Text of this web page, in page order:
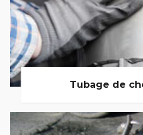
Tubage de